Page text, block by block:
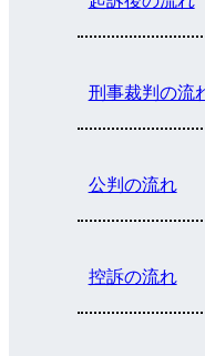
刑事裁判の流
公判の流れ
控訴の流れ